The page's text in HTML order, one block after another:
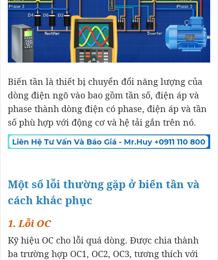
Biến tần là thiết bị chuyển đổi năng lượng của
dòng điện ngõ vào bao gồm tần số, điện áp và
phase thành dòng điện có phase, điện áp và tần
số phù hợp với động cơ và hệ tải gắn trên nó.
Một số lỗi thường gặp ở biến tần và
cách khắc phục
1. Lỗi OC
Kỹ hiệu OC cho lỗi quá dòng. Được chia thành
ba trường hợp OC1, OC2, OC3, tương thích với